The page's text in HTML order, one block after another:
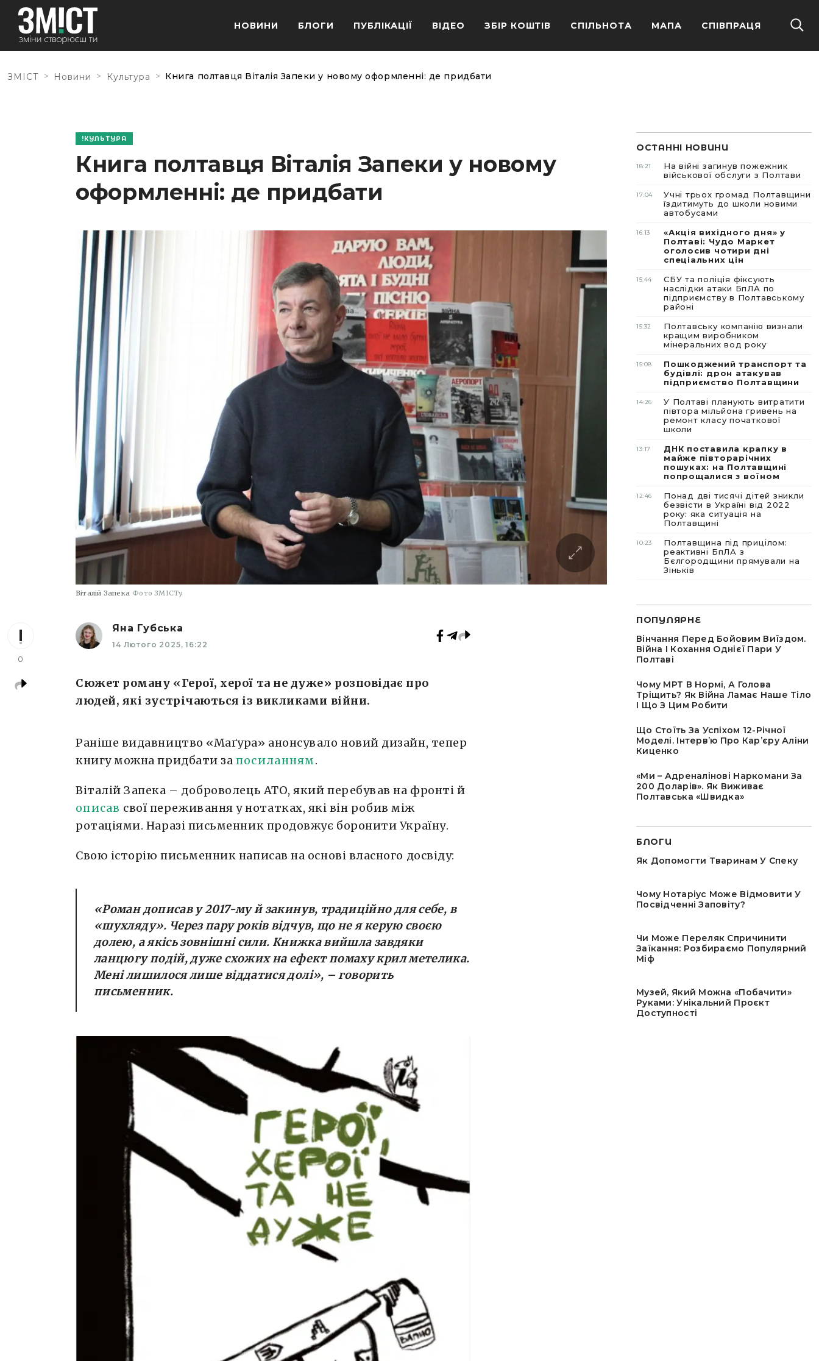
НОВИНИ БЛОГИ ПУБЛІКАЦІЇ ВІДЕО ЗБІР КОШТІВ СПІЛЬНОТА МАПА СПІВПРАЦЯ
ЗМІСТ > Новини > Культура > Книга полтавця Віталія Запеки у новому оформленні: де придбати
КУЛЬТУРА
Книга полтавця Віталія Запеки у новому
оформленні: де придбати
Віталій Запека Фото ЗМІСТу
0
Яна Губська
14 Лютого 2025, 16:22
Сюжет роману «Герої, херої та не дуже» розповідає про
людей, які зустрічаються із викликами війни.
Раніше видавництво «Маґура» анонсувало новий дизайн, тепер
книгу можна придбати за посиланням.
Віталій Запека – доброволець АТО, який перебував на фронті й
описав свої переживання у нотатках, які він робив між
ротаціями. Наразі письменник продовжує боронити Україну.
Свою історію письменник написав на основі власного досвіду:
«Роман дописав у 2017-му й закинув, традиційно для себе, в
«шухляду». Через пару років відчув, що не я керую своєю
долею, а якісь зовнішні сили. Книжка вийшла завдяки
ланцюгу подій, дуже схожих на ефект помаху крил метелика.
Мені лишилося лише віддатися долі», – говорить
письменник.
ОСТАННІ НОВИНИ
18:21
На війні загинув пожежник
військової обслуги з Полтави
17:04
Учні трьох громад Полтавщини
їздитимуть до школи новими
автобусами
16:13
«Акція вихідного дня» у
Полтаві: Чудо Маркет
оголосив чотири дні
спеціальних цін
15:44
СБУ та поліція фіксують
наслідки атаки БпЛА по
підприємству в Полтавському
районі
15:32
Полтавську компанію визнали
кращим виробником
мінеральних вод року
15:08
Пошкоджений транспорт та
будівлі: дрон атакував
підприємство Полтавщини
14:26
У Полтаві планують витратити
півтора мільйона гривень на
ремонт класу початкової
школи
13:17
ДНК поставила крапку в
майже півторарічних
пошуках: на Полтавщині
попрощалися з воїном
12:46
Понад дві тисячі дітей зникли
безвісти в Україні від 2022
року: яка ситуація на
Полтавщині
10:23
Полтавщина під прицілом:
реактивні БпЛА з
Бєлгородщини прямували на
Зіньків
ПОПУЛЯРНЕ
Вінчання Перед Бойовим Виїздом.
Війна І Кохання Однієї Пари У
Полтаві
Чому МРТ В Нормі, А Голова
Тріщить? Як Війна Ламає Наше Тіло
І Що З Цим Робити
Що Стоїть За Успіхом 12-Річної
Моделі. Інтервʼю Про Карʼєру Аліни
Киценко
«Ми – Адреналінові Наркомани За
200 Доларів». Як Виживає
Полтавська «швидка»
БЛОГИ
Як Допомогти Тваринам У Спеку
Чому Нотаріус Може Відмовити У
Посвідченні Заповіту?
Чи Може Переляк Спричинити
Заїкання: Розбираємо Популярний
Міф
Музей, Який Можна «побачити»
Руками: Унікальний Проєкт
Доступності